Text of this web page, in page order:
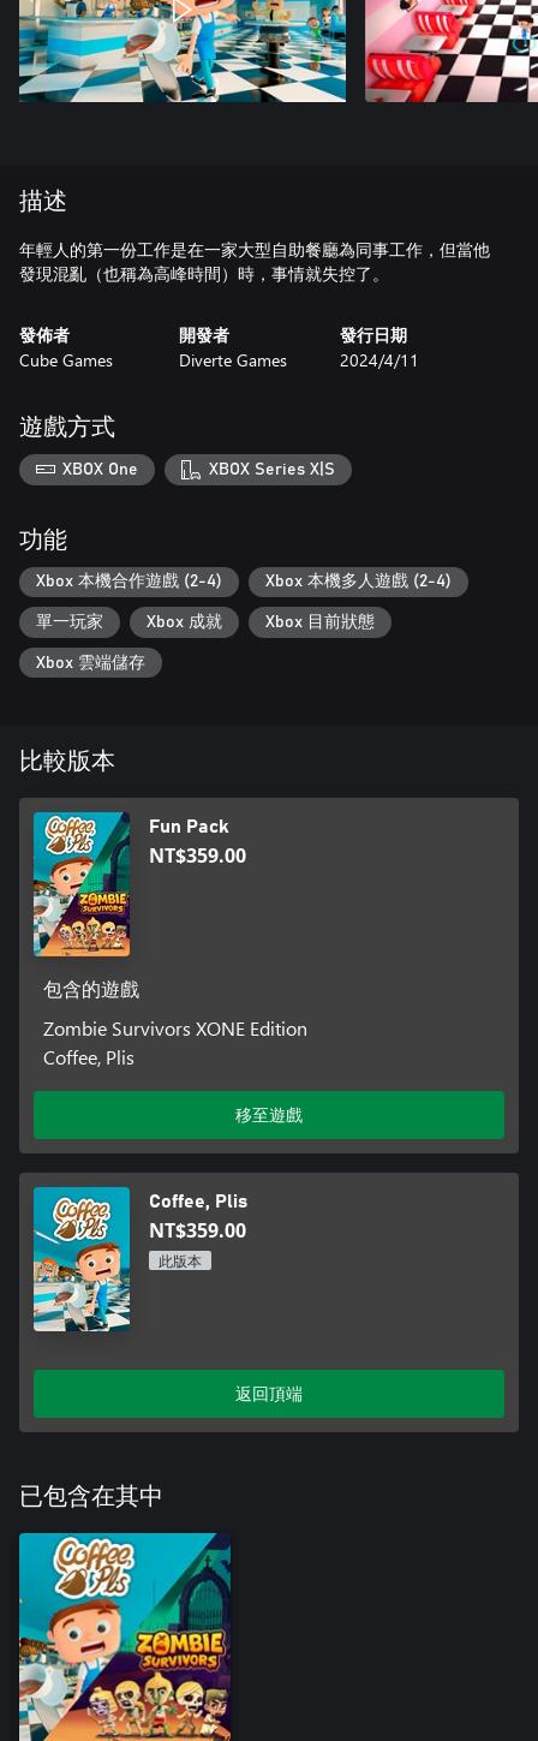
描述
年輕人的第一份工作是在一家大型自助餐廳為同事工作，但當他
發現混亂（也稱為高峰時間）時，事情就失控了。
發佈者
Cube Games
開發者
Diverte Games
發行日期
2024/4/11
遊戲方式
XBOX One XBOX Series X|S
功能
Xbox 本機合作遊戲 (2-4) Xbox 本機多人遊戲 (2-4)
單一玩家 Xbox 成就 Xbox 目前狀態
Xbox 雲端儲存
比較版本
Fun Pack
NT$359.00
包含的遊戲
Zombie Survivors XONE Edition
Coffee, Plis
移至遊戲
Coffee, Plis
NT$359.00
此版本
返回頂端
已包含在其中